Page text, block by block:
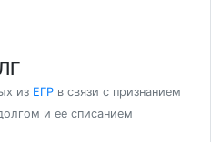
из ЕГР в связи с признанием
и ее списанием